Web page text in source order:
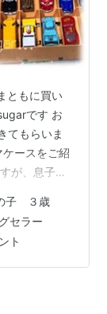
ともに買い
です お
てもらいま
ースをご紹
が、息子の
き 組み立
ース外側の
りそうな
いそうな素
子 ３歳
セラー
ト